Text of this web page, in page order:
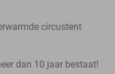
circustent
dan 10 jaar bestaat!